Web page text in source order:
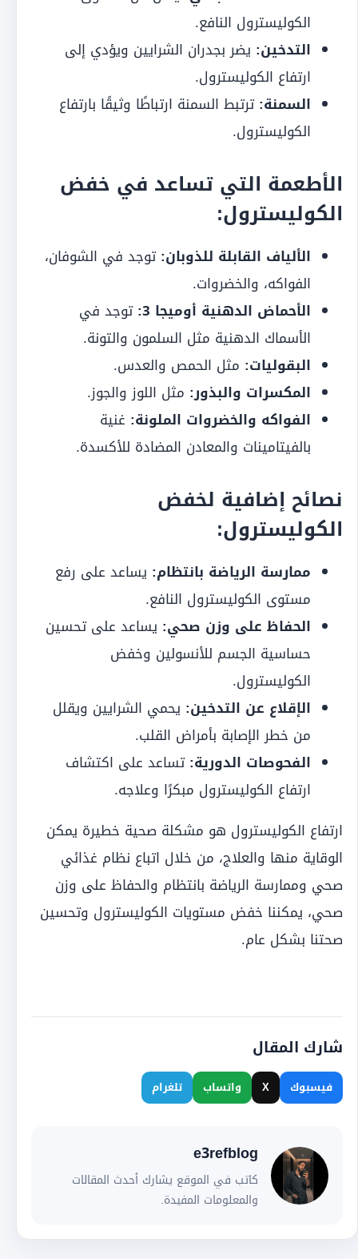
الكوليسترول النافع.
التدخين: يضر بجدران الشرايين ويؤدي إلى
ارتفاع الكوليسترول.
السمنة: ترتبط السمنة ارتباطًا وثيقًا بارتفاع
الكوليسترول.
الأطعمة التي تساعد في خفض
الكوليسترول:
الألياف القابلة للذوبان: توجد في الشوفان،
الفواكه، والخضروات.
الأحماض الدهنية أوميجا 3:
توجد في
الأسماك الدهنية مثل السلمون والتونة.
البقوليات: مثل الحمص والعدس.
المكسرات والبذور: مثل اللوز والجوز.
الفواكه والخضروات الملونة: غنية
بالفيتامينات والمعادن المضادة للأكسدة.
نصائح إضافية لخفض
الكوليسترول:
ممارسة الرياضة بانتظام: يساعد على رفع
مستوى الكوليسترول النافع.
الحفاظ على وزن صحي: يساعد على تحسين
حساسية الجسم للأنسولين وخفض
الكوليسترول.
الإقلاع عن التدخين: يحمي الشرايين ويقلل
من خطر الإصابة بأمراض القلب.
الفحوصات الدورية: تساعد على اكتشاف
ارتفاع الكوليسترول مبكرًا وعلاجه.
ارتفاع الكوليسترول هو مشكلة صحية خطيرة يمكن
الوقاية منها والعلاج، من خلال اتباع نظام غذائي
صحي وممارسة الرياضة بانتظام والحفاظ على وزن
صحي، يمكننا خفض مستويات الكوليسترول وتحسين
صحتنا بشكل عام.
شارك المقال
فيسبوك X واتساب تلغرام
e3refblog
كاتب في الموقع يشارك أحدث المقالات
والمعلومات المفيدة.